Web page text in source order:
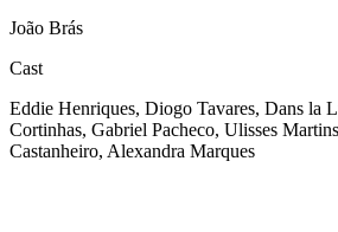
João Brás
Cast
Eddie Henriques, Diogo Tavares, Dans la
Cortinhas, Gabriel Pacheco, Ulisses
Castanheiro, Alexandra Marques